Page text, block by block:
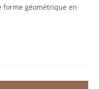
forme géométrique en